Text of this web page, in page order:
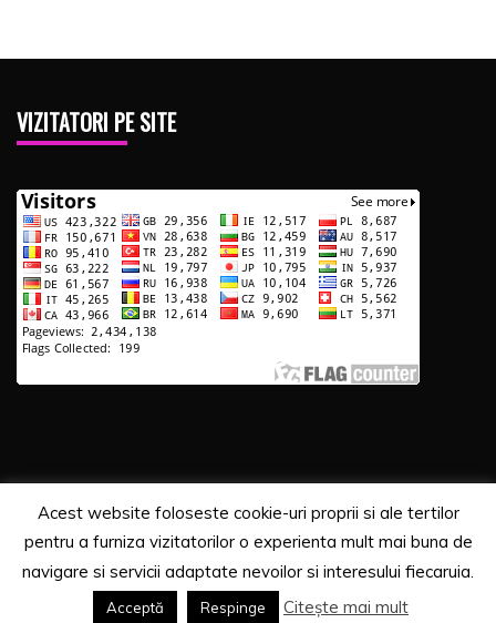
VIZITATORI PE SITE
Copyrights. © 2020 Segra Media
byCandid Themes
Acest website foloseste cookie-uri proprii si ale tertilor
pentru a furniza vizitatorilor o experienta mult mai buna de
navigare si servicii adaptate nevoilor si interesului fiecaruia.
Acceptă Respinge Citește mai mult